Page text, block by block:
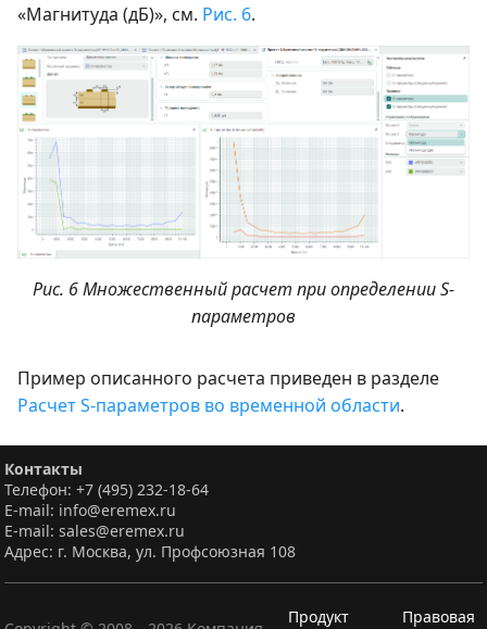
«Магнитуда (дБ)», см. Рис. 6.
Рис. 6 Множественный расчет при определении S-
параметров
Пример описанного расчета приведен в разделе
Расчет S-параметров во временной области.
Контакты
Телефон: +7 (495) 232-18-64
E-mail: info@eremex.ru
E-mail: sales@eremex.ru
Адрес: г. Москва, ул. Профсоюзная 108
Продукт Правовая